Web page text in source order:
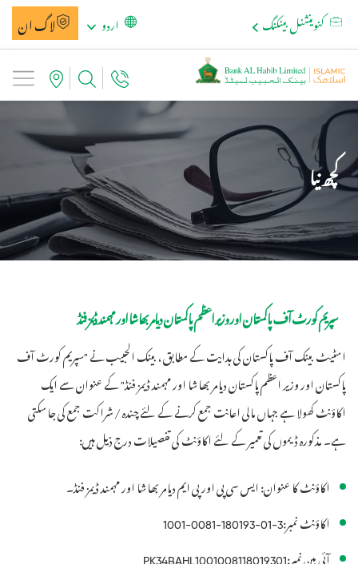
لاگ ان اردو کنوینشنل بینکنگ
کچھ نیا
سپریم کورٹ آف پاکستان اور وزیر اعظم پاکستان دیامر بھاشا اور مہمند ڈیمز فنڈ
اسٹیٹ بینک آف پاکستان کی ہدایت کے مطابق ، بینک الحبیب نے "سپریم کورٹ آف
پاکستان اور وزیر اعظم پاکستان دیامر بھاشا اور مہمند ڈیمز فنڈ" کے عنوان سے ایک
اکاؤنٹ کھولا ہے جہاں مالی اعانت جمع کرنے کے لئے چندہ / شراکت جمع کی جاسکتی
ہے۔ مذکورہ ڈیموں کی تعمیر کے لئے اکاؤنٹ کی تفصیلات درج ذیل ہیں:
اکاؤنٹ کا عنوان: ایس سی پی اور پی ایم دیامر بھاشا اور مہمند ڈیمز فنڈ۔
اکاؤنٹ نمبر:1001-0081-180193-01-3
آئی بین نمبر: PK34BAHL1001008118019301